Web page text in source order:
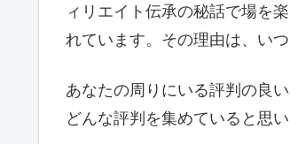
ィリエイト伝承の秘話で場を
れています。その理由は、い
あなたの周りにいる評判の良
どんな評判を集めていると思